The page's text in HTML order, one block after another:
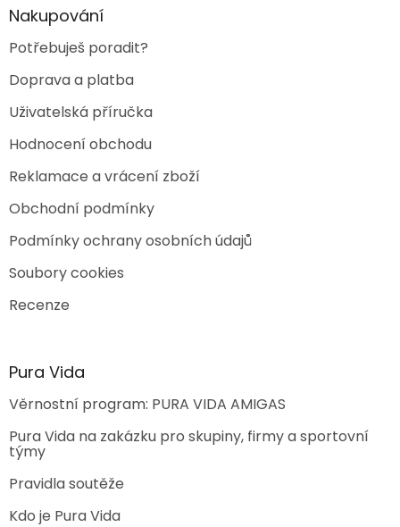
Nakupování
Potřebuješ poradit?
Doprava a platba
Uživatelská příručka
Hodnocení obchodu
Reklamace a vrácení zboží
Obchodní podmínky
Podmínky ochrany osobních údajů
Soubory cookies
Recenze
Pura Vida
Věrnostní program: PURA VIDA AMIGAS
Pura Vida na zakázku pro skupiny, firmy a sportovní
týmy
Pravidla soutěže
Kdo je Pura Vida